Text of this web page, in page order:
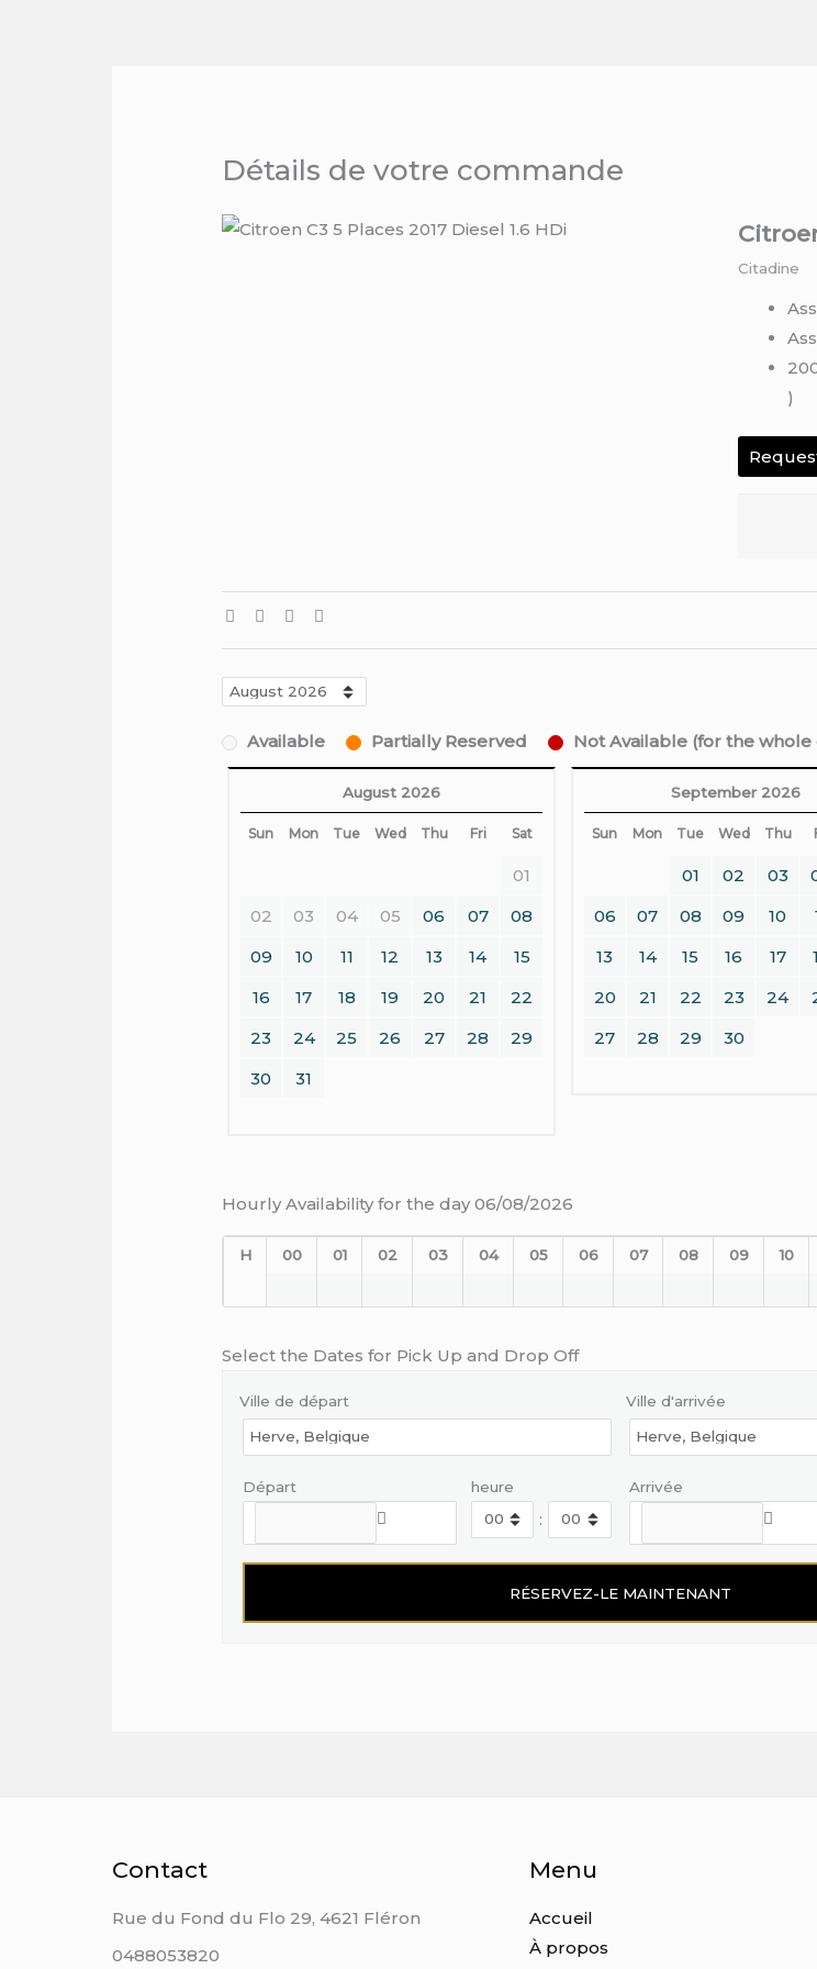
Détails de votre commande
Citadine
)
Available Partially Reserved Not Available (for the
August 2026
Sun Mon Tue Wed Thu Fri Sat
01
02
03 04 05 06 07
08
09
10 11 12 13 14
15
16
17 18 19 20 21
22
23
24 25 26 27 28
29
30
31
September 2026
Sun Mon Tue Wed Thu
01 02 03
06
07 08 09 10
13
14 15 16 17
20
21 22 23 24
27
28 29 30
Hourly Availability for the day 06/08/2026
H 00 01 02 03 04 05 06 07 08 09 10
Select the Dates for Pick Up and Drop Off
Ville de départ Ville d'arrivée
Départ heure
:
Arrivée
Contact
Rue du Fond du Flo 29, 4621 Fléron
0488053820
Menu
Accueil
À propos